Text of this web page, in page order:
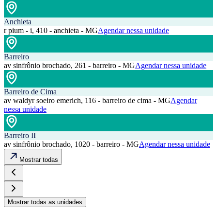
Anchieta
r pium - i, 410 - anchieta - MGAgendar nessa unidade
Barreiro
av sinfrônio brochado, 261 - barreiro - MGAgendar nessa unidade
Barreiro de Cima
av waldyr soeiro emerich, 116 - barreiro de cima - MGAgendar
nessa unidade
Barreiro II
av sinfrônio brochado, 1020 - barreiro - MGAgendar nessa unidade
Mostrar todas
Mostrar todas as unidades